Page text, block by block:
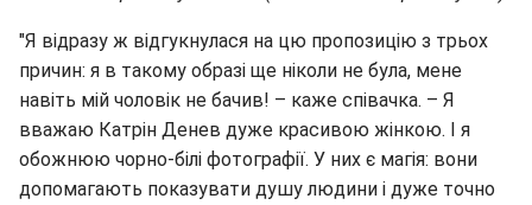
"Я відразу ж відгукнулася на цю пропозицію з трьох
причин: я в такому образі ще ніколи не була, мене
навіть мій чоловік не бачив! – каже співачка. – Я
вважаю Катрін Денев дуже красивою жінкою. І я
обожнюю чорно-білі фотографії. У них є магія: вони
допомагають показувати душу людини і дуже точно